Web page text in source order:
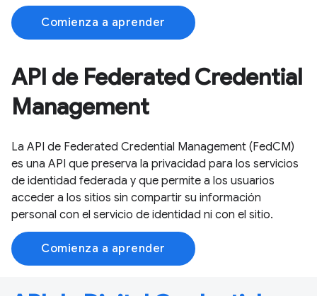
Comienza a aprender
API de Federated Credential
Management
La API de Federated Credential Management (FedCM)
es una API que preserva la privacidad para los servicios
de identidad federada y que permite a los usuarios
acceder a los sitios sin compartir su información
personal con el servicio de identidad ni con el sitio.
Comienza a aprender